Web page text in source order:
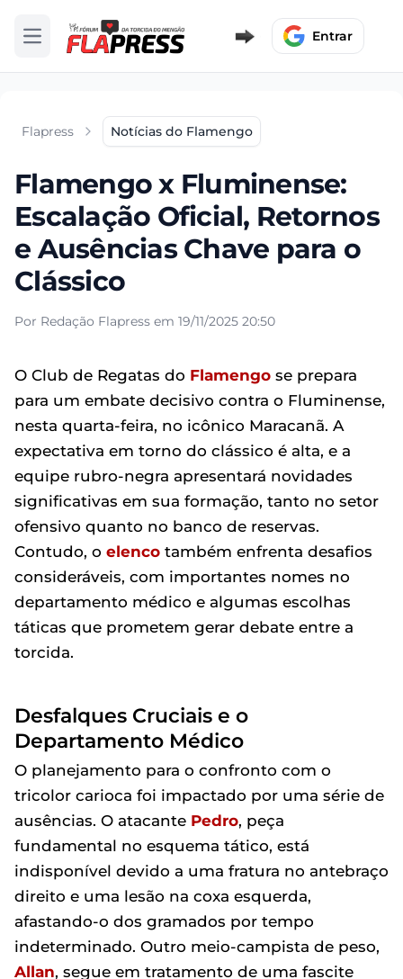
Abrir menu Entrar
Flapress Notícias do Flamengo
Flamengo x Fluminense:
Escalação Oficial, Retornos
e Ausências Chave para o
Clássico
Por Redação Flapress em 19/11/2025 20:50
O Club de Regatas do Flamengo se prepara
para um embate decisivo contra o Fluminense,
nesta quarta-feira, no icônico Maracanã. A
expectativa em torno do clássico é alta, e a
equipe rubro-negra apresentará novidades
significativas em sua formação, tanto no setor
ofensivo quanto no banco de reservas.
Contudo, o elenco também enfrenta desafios
consideráveis, com importantes nomes no
departamento médico e algumas escolhas
táticas que prometem gerar debate entre a
torcida.
Desfalques Cruciais e o
Departamento Médico
O planejamento para o confronto com o
tricolor carioca foi impactado por uma série de
ausências. O atacante Pedro, peça
fundamental no esquema tático, está
indisponível devido a uma fratura no antebraço
direito e uma lesão na coxa esquerda,
afastando-o dos gramados por tempo
indeterminado. Outro meio-campista de peso,
Allan, segue em tratamento de uma fascite